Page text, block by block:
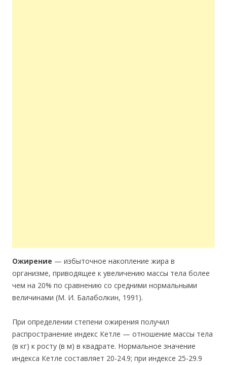
Ожирение — избыточное накопление жира в
организме, приводящее к увеличению массы тела более
чем на 20% по сравнению со средними нормальными
величинами (М. И. Балаболкин, 1991).
При определении степени ожирения получил
распространение индекс Кетле — отношение массы тела
(в кг) к росту (в м) в квадрате. Нормальное значение
индекса Кетле составляет 20-24.9; при индексе 25-29.9